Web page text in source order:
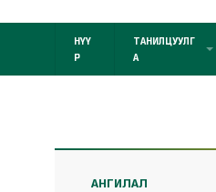
НҮҮ
Р
ТАНИЛЦУУЛГ
А
АНГИЛАЛ